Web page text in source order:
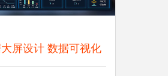
屏设计 数据可视化